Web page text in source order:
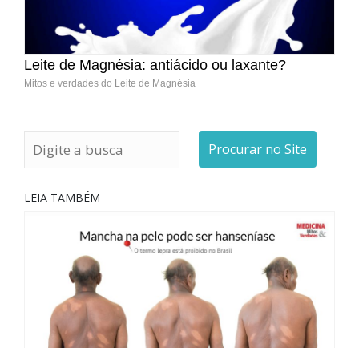
Leite de Magnésia: antiácido ou laxante?
Mitos e verdades do Leite de Magnésia
Procurar no Site
LEIA TAMBÉM